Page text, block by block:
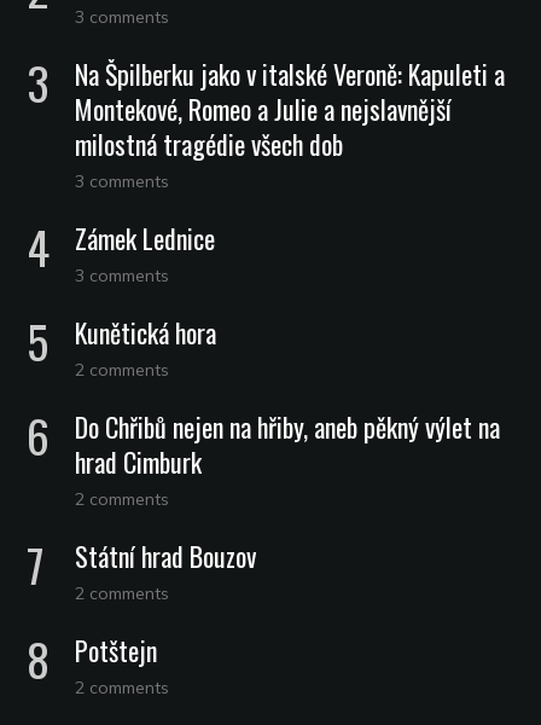
3 comments
Na Špilberku jako v italské Veroně: Kapuleti a
Montekové, Romeo a Julie a nejslavnější
milostná tragédie všech dob
3 comments
Zámek Lednice
3 comments
Kunětická hora
2 comments
Do Chřibů nejen na hřiby, aneb pěkný výlet na
hrad Cimburk
2 comments
Státní hrad Bouzov
2 comments
Potštejn
2 comments